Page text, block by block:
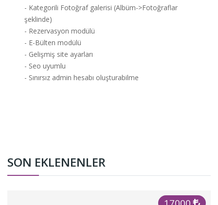
- Kategorili Fotoğraf galerisi (Albüm->Fotoğraflar
şeklinde)
- Rezervasyon modülü
- E-Bülten modülü
- Gelişmiş site ayarları
- Seo uyumlu
- Sınırsız admin hesabı oluşturabilme
SON EKLENENLER